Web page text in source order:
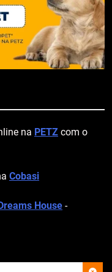
na PETZ com o
Cobasi
House -